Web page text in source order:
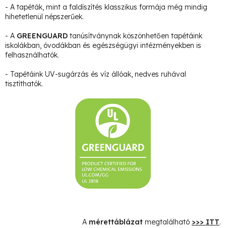
- A tapéták, mint a faldíszítés klasszikus formája még mindig
hihetetlenül népszerűek.
- A GREENGUARD tanúsítványnak köszönhetően tapétáink
iskolákban, óvodákban és egészségügyi intézményekben is
felhasználhatók.
- Tapétáink UV-sugárzás és víz állóak, nedves ruhával
tisztíthatók.
A mérettáblázat megtalálható >>> ITT.